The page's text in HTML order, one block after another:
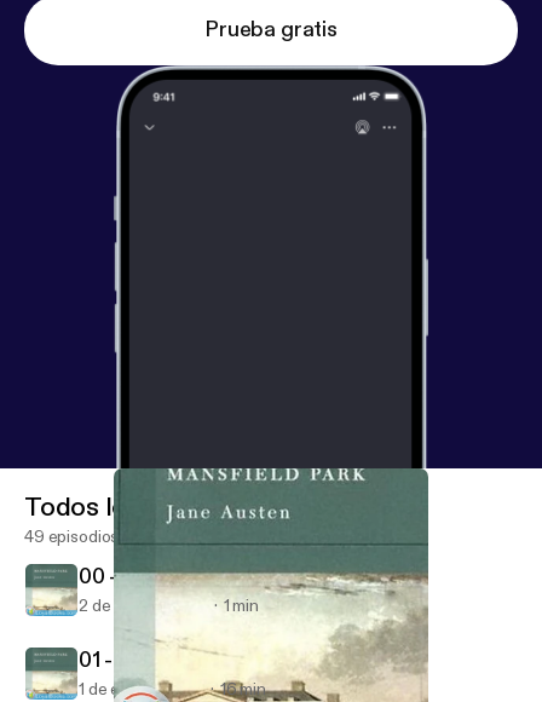
Prueba gratis
Todos los episodios
49 episodios
00 - Dramatis Personae
2 de ene de 2023 1 min
01 - Chapter 01
1 de ene de 2023 16 min